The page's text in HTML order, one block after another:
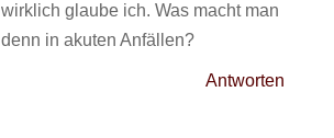
wirklich glaube ich. Was macht man
denn in akuten Anfällen?
Antworten